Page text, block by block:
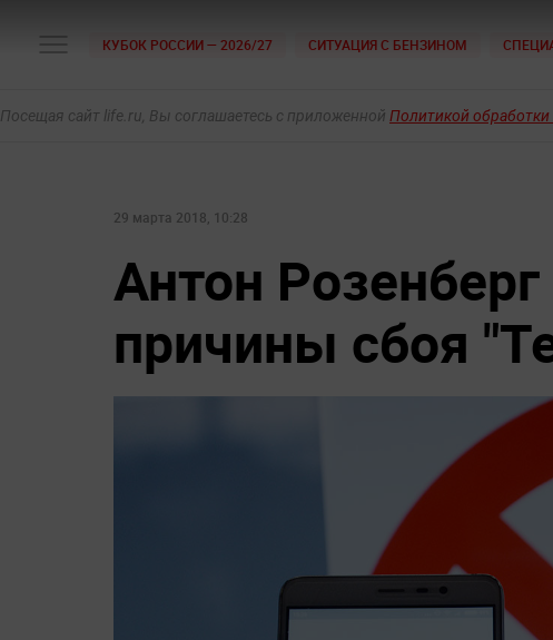
КУБОК РОССИИ — 2026/27 СИТУАЦИЯ С БЕНЗИНОМ
Посещая сайт life.ru, Вы соглашаетесь с приложенной Политикой
29 марта 2018, 10:28
Антон
причины сбоя